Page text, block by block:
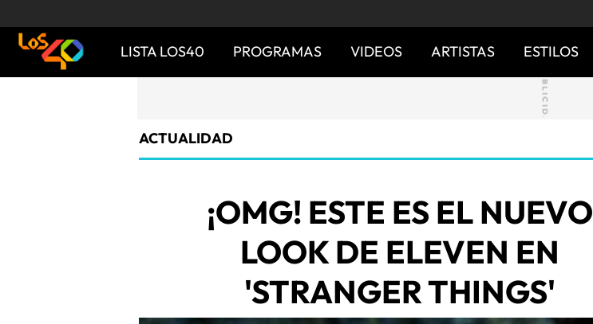
LISTA LOS40 PROGRAMAS VIDEOS ARTISTAS ESTILOS
ACTUALIDAD
¡OMG! ESTE ES EL NUEVO
LOOK DE ELEVEN EN
'STRANGER THINGS'